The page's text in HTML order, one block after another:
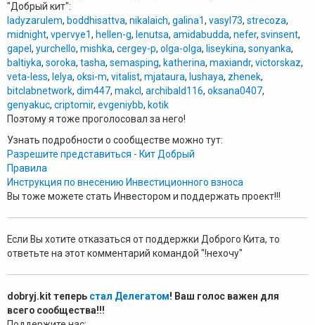
"Добрый кит":
ladyzarulem, boddhisattva, nikalaich, galina1, vasyl73, strecoza,
midnight, vpervye1, hellen-g, lenutsa, amidabudda, nefer, svinsent,
gapel , yurchello, mishka, cergey-p, olga-olga, liseykina, sonyanka,
baltiyka, soroka, tasha, semasping, katherina, maxiandr, victorskaz,
veta-less, lelya, oksi-m, vitalist, mjataura, lushaya, zhenek,
bitclabnetwork, dim447, makcl, archibald116, oksana0407,
genyakuc, criptomir, evgeniybb, kotik
Поэтому я тоже проголосовал за него!
Узнать подробности о сообществе можно тут:
Разрешите представиться - Кит Добрый
Правила
Инструкция по внесению Инвестиционного взноса
Вы тоже можете стать Инвестором и поддержать проект!!!
Если Вы хотите отказаться от поддержки Доброго Кита, то
ответьте на этот комментарий командой "!нехочу"
dobryj.kit теперь стал Делегатом! Ваш голос важен для
всего сообщества!!!